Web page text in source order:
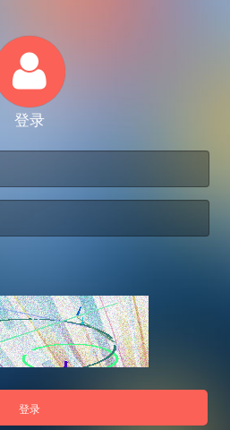
登录
登录